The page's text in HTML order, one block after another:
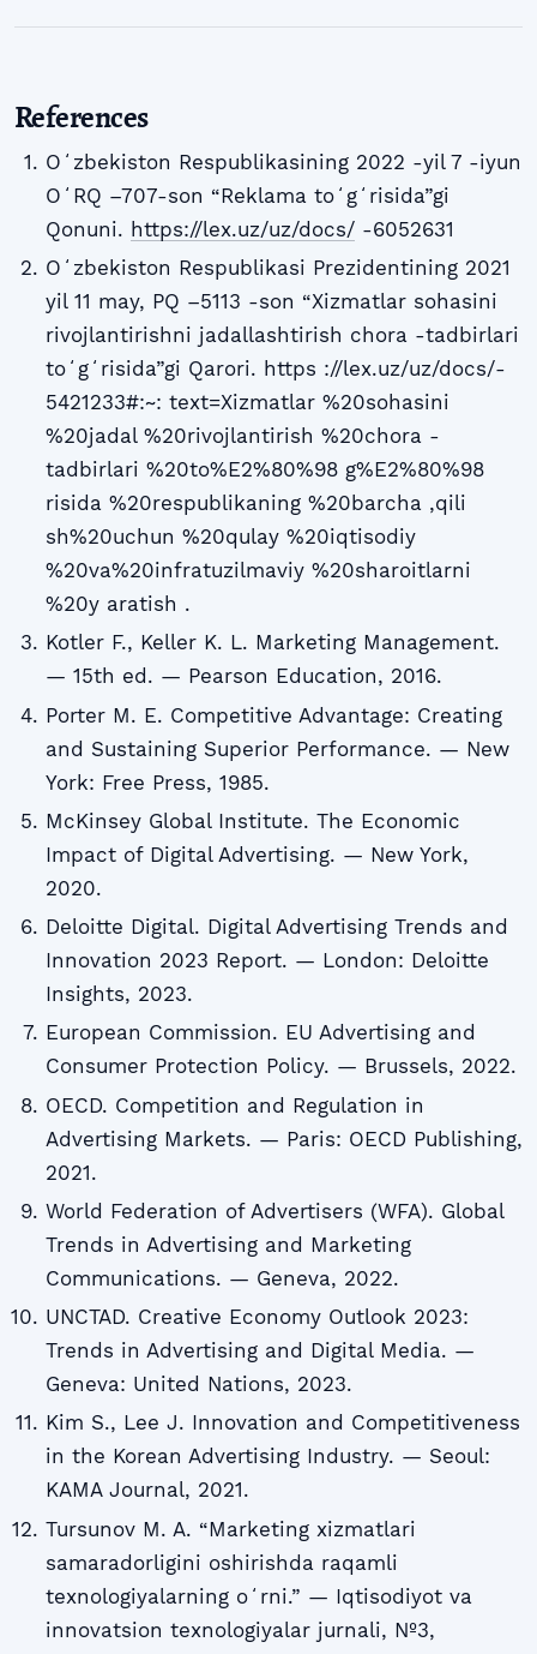
References
Oʻzbekiston Respublikasining 2022 -yil 7 -iyun
OʻRQ –707-son “Reklama toʻgʻrisida”gi
Qonuni. https://lex.uz/uz/docs/-6052631
Oʻzbekiston Respublikasi Prezidentining 2021
yil 11 may, PQ –5113 -son “Xizmatlar sohasini
rivojlantirishni jadallashtirish chora -tadbirlari
toʻgʻrisida”gi Qarori. https ://lex.uz/uz/docs/-
5421233#:~: text=Xizmatlar %20sohasini
%20jadal %20rivojlantirish %20chora -
tadbirlari %20to%E2%80%98 g%E2%80%98
risida %20respublikaning %20barcha ,qili
sh%20uchun %20qulay %20iqtisodiy
%20va%20infratuzilmaviy %20sharoitlarni
%20y aratish .
Kotler F., Keller K. L. Marketing Management.
— 15th ed. — Pearson Education, 2016.
Porter M. E. Competitive Advantage: Creating
and Sustaining Superior Performance. — New
York: Free Press, 1985.
McKinsey Global Institute. The Economic
Impact of Digital Advertising. — New York,
2020.
Deloitte Digital. Digital Advertising Trends and
Innovation 2023 Report. — London: Deloitte
Insights, 2023.
European Commission. EU Advertising and
Consumer Protection Policy. — Brussels, 2022.
OECD. Competition and Regulation in
Advertising Markets. — Paris: OECD Publishing,
2021.
World Federation of Advertisers (WFA). Global
Trends in Advertising and Marketing
Communications. — Geneva, 2022.
UNCTAD. Creative Economy Outlook 2023:
Trends in Advertising and Digital Media. —
Geneva: United Nations, 2023.
Kim S., Lee J. Innovation and Competitiveness
in the Korean Advertising Industry. — Seoul:
KAMA Journal, 2021.
Tursunov M. A. “Marketing xizmatlari
samaradorligini oshirishda raqamli
texnologiyalarning oʻrni.” — Iqtisodiyot va
innovatsion texnologiyalar jurnali, №3,